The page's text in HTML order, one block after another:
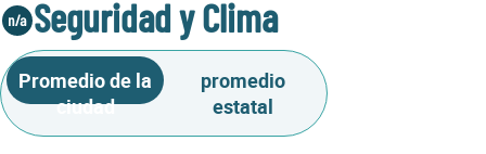
Seguridad y Clima
Promedio de la
ciudad
promedio
estatal